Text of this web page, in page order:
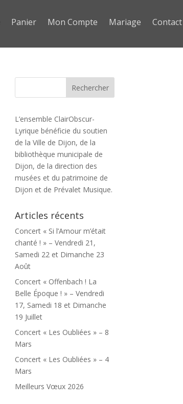
Panier Mon Compte Mariage Contact
L’ensemble ClairObscur-
Lyrique bénéficie du soutien
de la Ville de Dijon, de la
bibliothèque municipale de
Dijon, de la direction des
musées et du patrimoine de
Dijon et de Prévalet Musique.
Articles récents
Concert « Si l’Amour m’était
chanté ! » – Vendredi 21,
Samedi 22 et Dimanche 23
Août
Concert « Offenbach ! La
Belle Époque ! » – Vendredi
17, Samedi 18 et Dimanche
19 Juillet
Concert « Les Oubliées » – 8
Mars
Concert « Les Oubliées » – 4
Mars
Meilleurs Vœux 2026